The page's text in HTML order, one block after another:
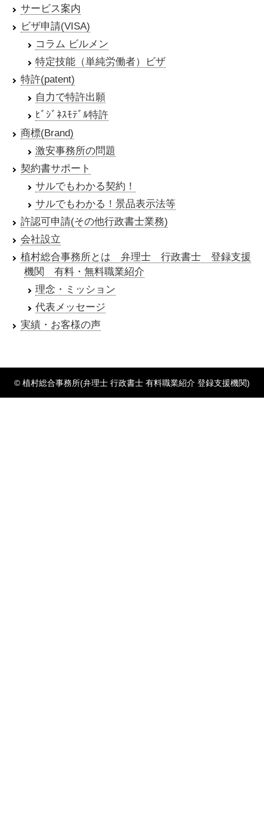
サービス案内
ビザ申請(VISA)
コラム ビルメン
特定技能（単純労働者）ビザ
特許(patent)
自力で特許出願
ﾋﾞｼﾞﾈｽﾓﾃﾞﾙ特許
商標(Brand)
激安事務所の問題
契約書サポート
サルでもわかる契約！
サルでもわかる！景品表示法等
許認可申請(その他行政書士業務)
会社設立
植村総合事務所とは 弁理士 行政書士 登録支援
機関 有料・無料職業紹介
理念・ミッション
代表メッセージ
実績・お客様の声
© 植村総合事務所(弁理士 行政書士 有料職業紹介 登録支援機関)